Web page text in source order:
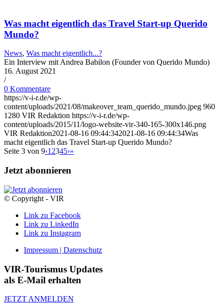
Was macht eigentlich das Travel Start-up Querido
Mundo?
News, Was macht eigentlich...?
Ein Interview mit Andrea Babilon (Founder von Querido Mundo)
16. August 2021
/
0 Kommentare
https://v-i-r.de/wp-
content/uploads/2021/08/makeover_team_querido_mundo.jpeg 960
1280 VIR Redaktion https://v-i-r.de/wp-
content/uploads/2015/11/logo-website-vir-340-165-300x146.png
VIR Redaktion2021-08-16 09:44:342021-08-16 09:44:34Was
macht eigentlich das Travel Start-up Querido Mundo?
Seite 3 von 9‹1 2345›»
Jetzt abonnieren
© Copyright - VIR
Link zu Facebook
Link zu LinkedIn
Link zu Instagram
Impressum | Datenschutz
VIR-Tourismus Updates
als E-Mail erhalten
JETZT ANMELDEN